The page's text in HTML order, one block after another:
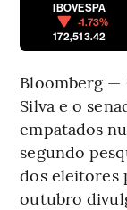
IBOVESPA
-1.73%
172,513.42
Bloomberg —
Silva e o
empatados
segundo
dos eleitores
outubro